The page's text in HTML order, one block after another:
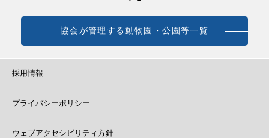
協会が管理する動物園・公園等一覧
採用情報
プライバシーポリシー
ウェブアクセシビリティ方針